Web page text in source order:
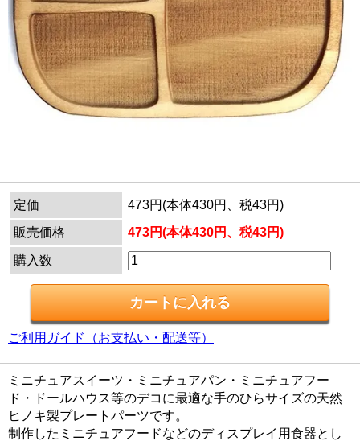
定価
473円(本体430円、税43円)
販売価格
473円(本体430円、税43円)
購入数
ご利用ガイド（お支払い・配送等）
ミニチュアスイーツ・ミニチュアパン・ミニチュアフー
ド・ドールハウス等のデコに最適な手のひらサイズの天然
ヒノキ製プレートパーツです。
制作したミニチュアフードなどのディスプレイ用食器とし